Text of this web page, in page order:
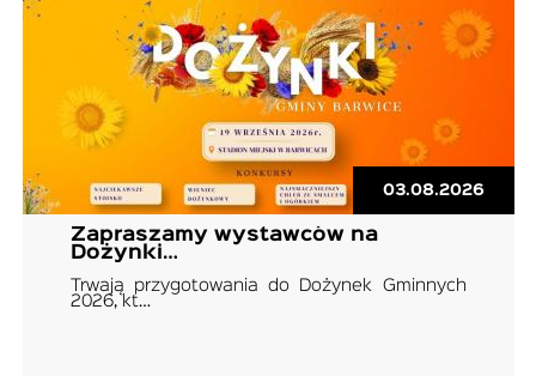
03.08.2026
Zapraszamy wystawców na
Dożynki…
Trwają przygotowania do Dożynek Gminnych
2026, kt…